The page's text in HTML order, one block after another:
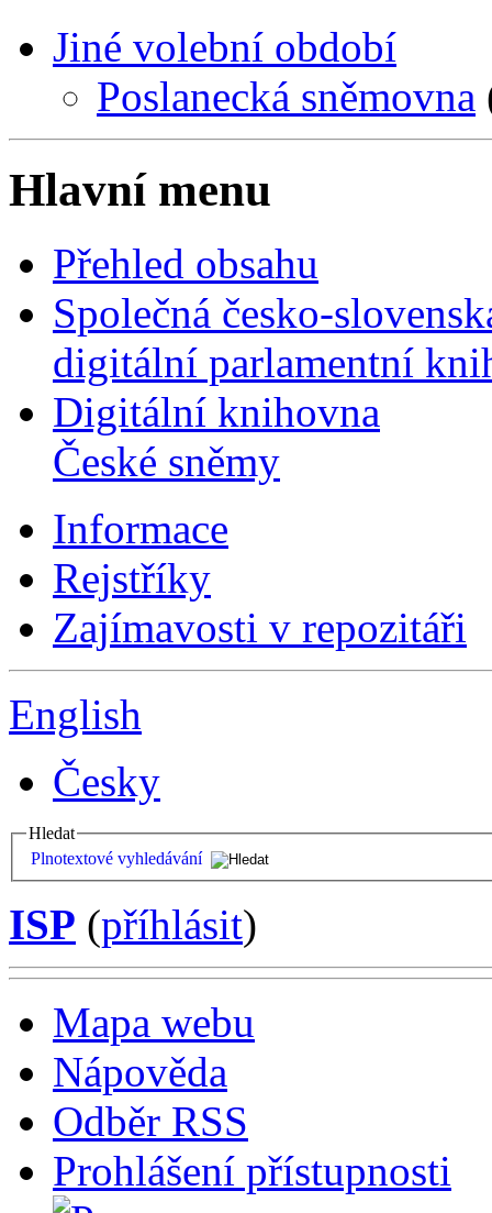
Jiné volební období
Poslanecká sněmovna
Hlavní menu
Přehled obsahu
Společná česko-
digitální parlamentní
Digitální knihovna
České sněmy
Informace
Rejstříky
Zajímavosti v repozitáři
English
Česky
Hledat
Plnotextové vyhledávání
ISP (příhlásit)
Mapa webu
Nápověda
Odběr RSS
Prohlášení přístupnosti